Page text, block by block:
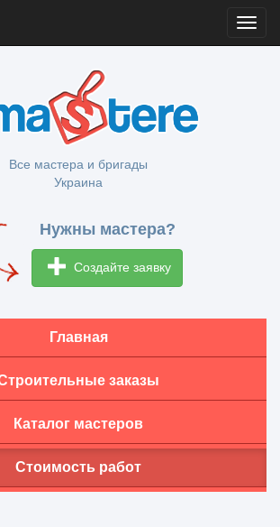
Все мастера и бригады
Украина
Нужны мастера?
Создайте заявку
Главная
заказы
Каталог мастеров
Стоимость работ